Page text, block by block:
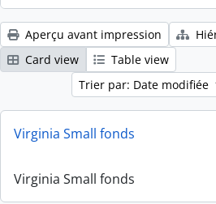
Aperçu avant impression
Card view
Table view
Trier par: Date modifiée
Virginia Small fonds
Virginia Small fonds